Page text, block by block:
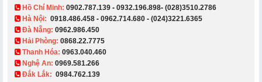
​ Hồ Chí Minh: 0902.787.139 - 0932.196.898- (028)3510.2786
Hà Nội: 0918.486.458 - 0962.714.680 - (024)3221.6365
Đà Nẵng: 0962.986.450
Hải Phòng: 0868.22.7775
Thanh Hóa: 0963.040.460
Nghệ An: 0969.581.266
Đắk Lắk: 0984.762.139